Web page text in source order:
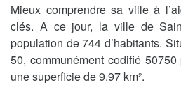
Mieux comprendre sa ville à
clés. A ce jour, la ville de
population de 744 d’habitants.
50, communément codifié
une superficie de 9.97 km².